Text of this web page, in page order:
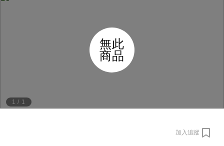
1 / 1
無此
商品
加入追蹤